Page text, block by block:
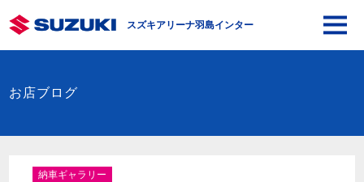
スズキアリーナ羽島インター
お店ブログ
納車ギャラリー